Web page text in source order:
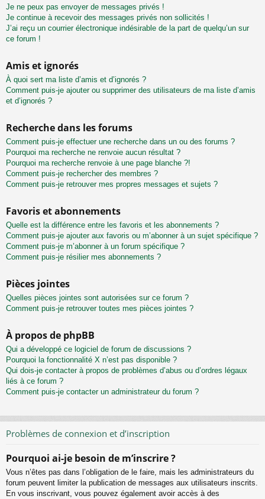
Je ne peux pas envoyer de messages privés !
Je continue à recevoir des messages privés non sollicités !
J’ai reçu un courrier électronique indésirable de la part de quelqu’un sur
ce forum !
Amis et ignorés
À quoi sert ma liste d’amis et d’ignorés ?
Comment puis-je ajouter ou supprimer des utilisateurs de ma liste d’amis
et d’ignorés ?
Recherche dans les forums
Comment puis-je effectuer une recherche dans un ou des forums ?
Pourquoi ma recherche ne renvoie aucun résultat ?
Pourquoi ma recherche renvoie à une page blanche ?!
Comment puis-je rechercher des membres ?
Comment puis-je retrouver mes propres messages et sujets ?
Favoris et abonnements
Quelle est la différence entre les favoris et les abonnements ?
Comment puis-je ajouter aux favoris ou m’abonner à un sujet spécifique ?
Comment puis-je m’abonner à un forum spécifique ?
Comment puis-je résilier mes abonnements ?
Pièces jointes
Quelles pièces jointes sont autorisées sur ce forum ?
Comment puis-je retrouver toutes mes pièces jointes ?
À propos de phpBB
Qui a développé ce logiciel de forum de discussions ?
Pourquoi la fonctionnalité X n’est pas disponible ?
Qui dois-je contacter à propos de problèmes d’abus ou d’ordres légaux
liés à ce forum ?
Comment puis-je contacter un administrateur du forum ?
Problèmes de connexion et d’inscription
Pourquoi ai-je besoin de m’inscrire ?
Vous n’êtes pas dans l’obligation de le faire, mais les administrateurs du
forum peuvent limiter la publication de messages aux utilisateurs inscrits.
En vous inscrivant, vous pouvez également avoir accès à des